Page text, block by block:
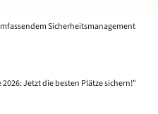
Sicherheitsmanagement
Jetzt die besten Plätze sichern!"